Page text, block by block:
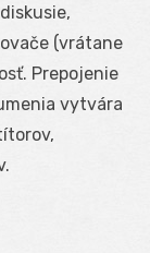
(vrátane
Prepojenie
vytvára